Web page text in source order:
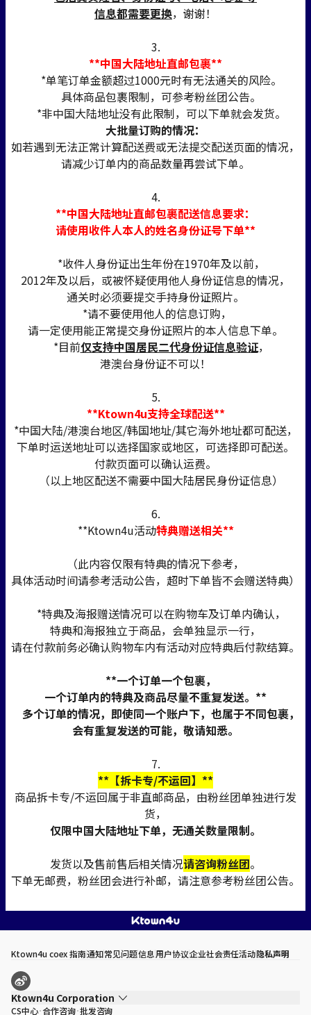
信息都需要更换，谢谢！
3.
**中国大陆地址直邮包裹**
*单笔订单金额超过1000元时有无法通关的风险。
具体商品包裹限制，可参考粉丝团公告。
*非中国大陆地址没有此限制，可以下单就会发货。
大批量订购的情况：
如若遇到无法正常计算配送费或无法提交配送页面的情况，
请减少订单内的商品数量再尝试下单。
4.
**中国大陆地址直邮包裹配送信息要求：
请使用收件人本人的姓名身份证号下单**
*收件人身份证出生年份在1970年及以前，
2012年及以后，或被怀疑使用他人身份证信息的情况，
通关时必须要提交手持身份证照片。
*请不要使用他人的信息订购，
请一定使用能正常提交身份证照片的本人信息下单。
*目前仅支持中国居民二代身份证信息验证，
港澳台身份证不可以！
5.
**Ktown4u支持全球配送**
*中国大陆/港澳台地区/韩国地址/其它海外地址都可配送，
下单时运送地址可以选择国家或地区，可选择即可配送。
付款页面可以确认运费。
（以上地区配送不需要中国大陆居民身份证信息）
6.
**Ktown4u活动特典赠送相关**
（此内容仅限有特典的情况下参考，
具体活动时间请参考活动公告，超时下单皆不会赠送特典）
*特典及海报赠送情况可以在购物车及订单内确认，
特典和海报独立于商品，会单独显示一行，
请在付款前务必确认购物车内有活动对应特典后付款结算。
**一个订单一个包裹，
一个订单内的特典及商品尽量不重复发送。**
多个订单的情况，即使同一个账户下，也属于不同包裹，
会有重复发送的可能，敬请知悉。
7.
**【拆卡专/不运回】**
商品拆卡专/不运回属于非直邮商品，由粉丝团单独进行发
货，
仅限中国大陆地址下单，无通关数量限制。
发货以及售前售后相关情况请咨询粉丝团。
下单无邮费，粉丝团会进行补邮，请注意参考粉丝团公告。
Ktown4u coex 指南通知常见问题信息用户协议企业社会责任活动隐私声明
Ktown4u Corporation
CS中心 合作咨询 批发咨询